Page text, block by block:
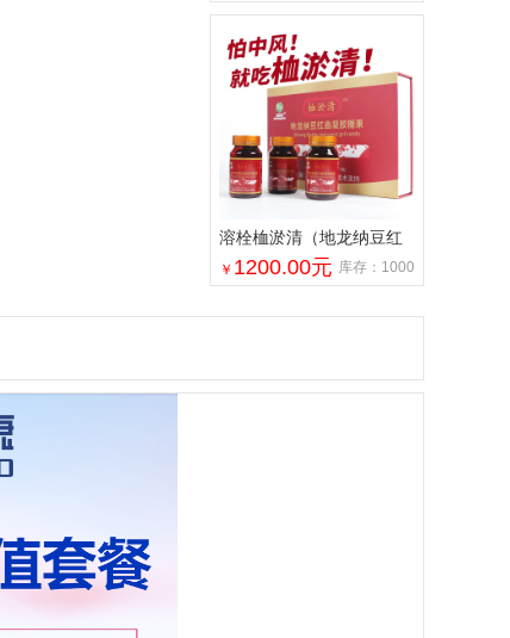
溶栓桖淤清（地龙纳豆红
曲凝胶糖果）
￥ 1200.00元 库存：1000